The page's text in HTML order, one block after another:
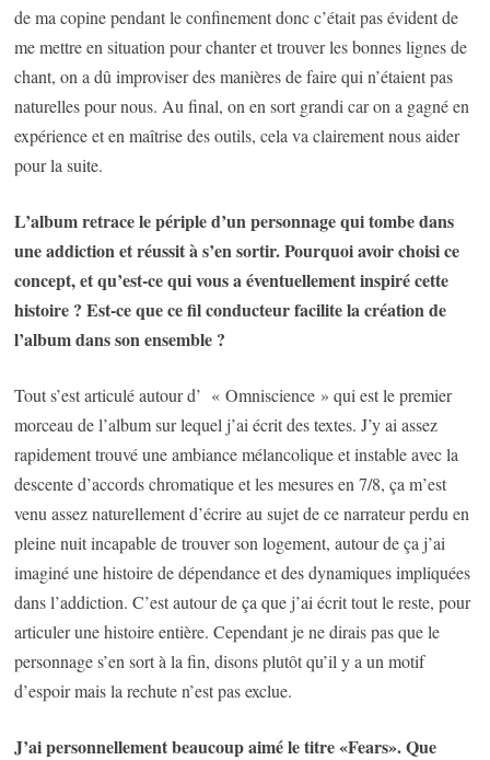
de ma copine pendant le confinement donc c’était pas évident de
me mettre en situation pour chanter et trouver les bonnes lignes de
chant, on a dû improviser des manières de faire qui n’étaient pas
naturelles pour nous. Au final, on en sort grandi car on a gagné en
expérience et en maîtrise des outils, cela va clairement nous aider
pour la suite.
L’album retrace le périple d’un personnage qui tombe dans
une addiction et réussit à s’en sortir. Pourquoi avoir choisi ce
concept, et qu’est-ce qui vous a éventuellement inspiré cette
histoire ? Est-ce que ce fil conducteur facilite la création de
l’album dans son ensemble ?
Tout s’est articulé autour d’ « Omniscience » qui est le premier
morceau de l’album sur lequel j’ai écrit des textes. J’y ai assez
rapidement trouvé une ambiance mélancolique et instable avec la
descente d’accords chromatique et les mesures en 7/8, ça m’est
venu assez naturellement d’écrire au sujet de ce narrateur perdu en
pleine nuit incapable de trouver son logement, autour de ça j’ai
imaginé une histoire de dépendance et des dynamiques impliquées
dans l’addiction. C’est autour de ça que j’ai écrit tout le reste, pour
articuler une histoire entière. Cependant je ne dirais pas que le
personnage s’en sort à la fin, disons plutôt qu’il y a un motif
d’espoir mais la rechute n’est pas exclue.
J’ai personnellement beaucoup aimé le titre «Fears». Que